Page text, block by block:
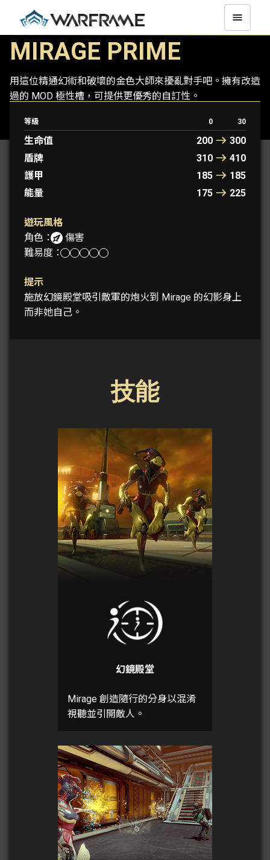
MIRAGE PRIME
用這位精通幻術和破壞的金色大師來擾亂對手吧。擁有改造
過的 MOD 極性槽，可提供更優秀的自訂性。
等級 0 30
生命值 200
300
盾牌
310
410
護甲
185
185
能量
175 225
遊玩風格
角色：
傷害
難易度：
提示
施放幻鏡殿堂吸引敵軍的炮火到 Mirage 的幻影身上
而非她自己。
技能
幻鏡殿堂
Mirage 創造隨行的分身以混淆
視聽並引開敵人。